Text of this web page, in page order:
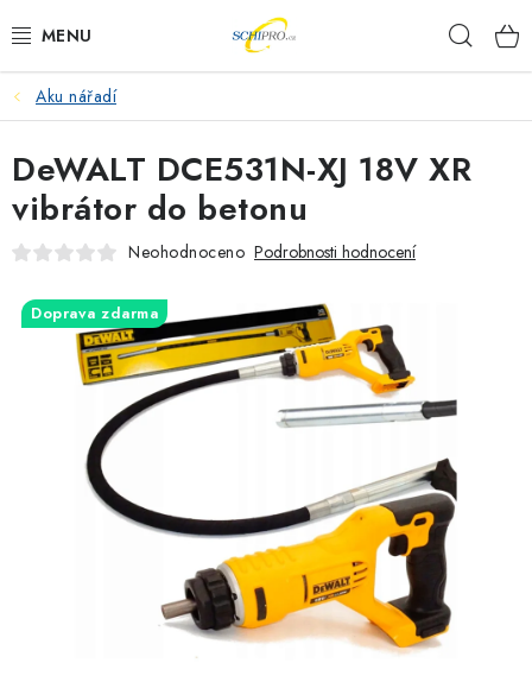
na
AKU NÁŘADÍ
ELEKTRICKÉ NÁŘADÍ
PŘÍSLUŠENSTVÍ
ZAHRADNÍ TECHNIKA
PRACOVNÍ STOLY
ZNAČKOVACÍ SPREJE
Obchodní podmínky
Podmínky ochrany osobních údajů
Reklamace
Kontakty
Aku nářadí
DeWALT DCE531N-XJ 18V XR
vibrátor do betonu
Neohodnoceno Podrobnosti hodnocení
Doprava zdarma